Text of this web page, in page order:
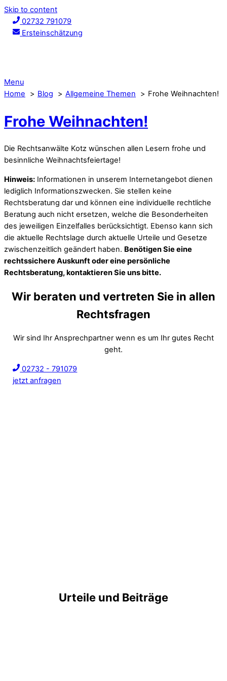
Skip to content
02732 791079
Ersteinschätzung
Menu
Home
Blog Allgemeine Themen Frohe Weihnachten!
Frohe Weihnachten!
Die Rechtsanwälte Kotz wünschen allen Lesern frohe und
besinnliche Weihnachtsfeiertage!
Hinweis: Informationen in unserem Internetangebot dienen
lediglich Informationszwecken. Sie stellen keine
Rechtsberatung dar und können eine individuelle rechtliche
Beratung auch nicht ersetzen, welche die Besonderheiten
des jeweiligen Einzelfalles berücksichtigt. Ebenso kann sich
die aktuelle Rechtslage durch aktuelle Urteile und Gesetze
zwischenzeitlich geändert haben. Benötigen Sie eine
rechtssichere Auskunft oder eine persönliche
Rechtsberatung, kontaktieren Sie uns bitte.
Wir beraten und vertreten Sie in allen
Rechtsfragen
Wir sind Ihr Ansprechpartner wenn es um Ihr gutes Recht
geht.
02732 - 791079
jetzt anfragen
Urteile und Beiträge